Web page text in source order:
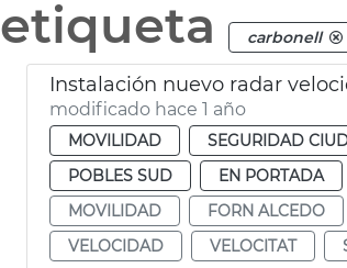
etiqueta
carbonell
Instalación nuevo radar
modificado hace 1 año
MOVILIDAD SEGURIDAD
POBLES SUD
EN PORTADA
MOVILIDAD
FORN ALCEDO
VELOCIDAD
VELOCITAT